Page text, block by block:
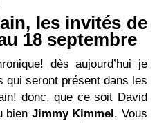
les invités de
18 septembre
dès aujourd’hui je
qui seront présent dans les
donc, que ce soit David
bien Jimmy Kimmel. Vous